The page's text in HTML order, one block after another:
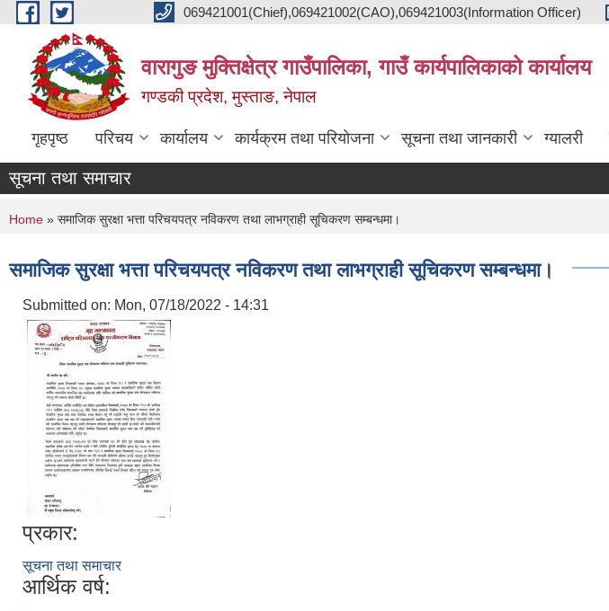
Skip to main content 069421001(Chief),069421002(CAO),069421003(Information Officer)
वारागुङ मुक्तिक्षेत्र गाउँपालिका, गाउँ कार्यपालिकाको कार्यालय
गण्डकी प्रदेश, मुस्ताङ, नेपाल
गृहपृष्ठ परिचय कार्यालय कार्यक्रम तथा परियोजना सूचना तथा जानकारी ग्यालरी
सूचना तथा समाचार
You are here
Home » समाजिक सुरक्षा भत्ता परिचयपत्र नविकरण तथा लाभग्राही सूचिकरण सम्बन्धमा।
समाजिक सुरक्षा भत्ता परिचयपत्र नविकरण तथा लाभग्राही सूचिकरण सम्बन्धमा।
Submitted on: Mon, 07/18/2022 - 14:31
प्रकार:
सूचना तथा समाचार
आर्थिक वर्ष: